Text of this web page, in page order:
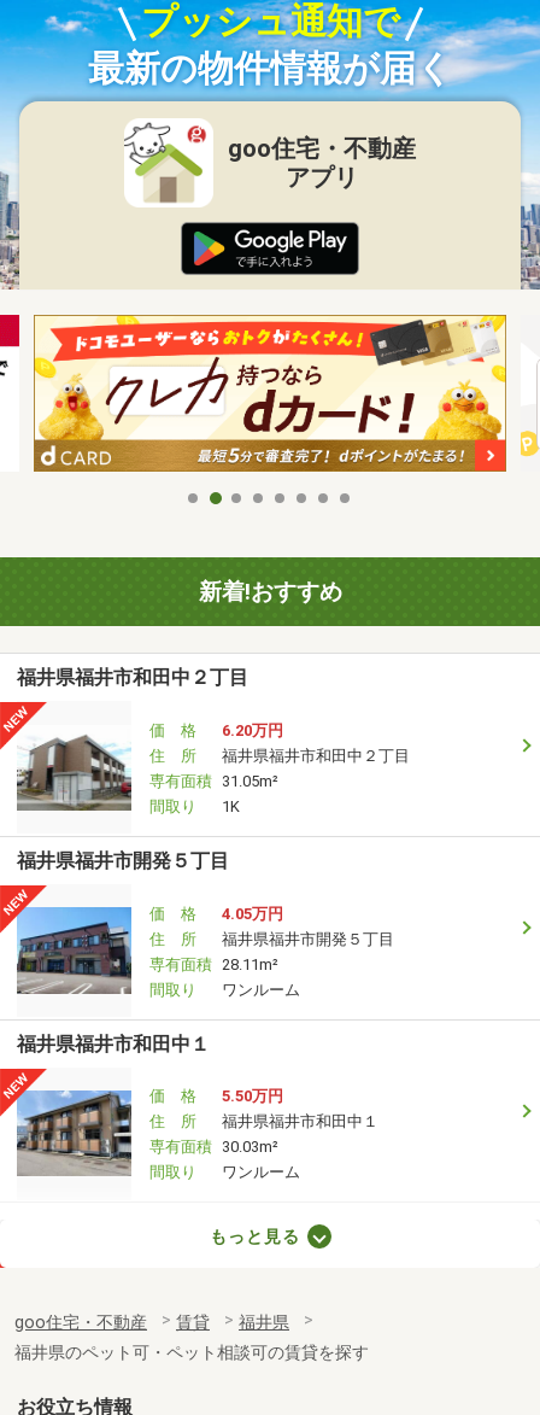
プッシュ通知で
最新の物件情報が届く
goo住宅・不動産
アプリ
新着!おすすめ
福井県福井市和田中２丁目
価 格
6.20万円
住 所
福井県福井市和田中２丁目
専有面積 31.05m²
間取り
1K
福井県福井市開発５丁目
価 格
4.05万円
住 所
福井県福井市開発５丁目
専有面積 28.11m²
間取り
ワンルーム
福井県福井市和田中１
価 格
5.50万円
住 所
福井県福井市和田中１
専有面積 30.03m²
間取り
ワンルーム
専有面積
41.81m²
間取り
1LDK
福井県福井市東森田４
もっと見る
goo住宅・不動産 賃貸
福井県
福井県のペット可・ペット相談可の賃貸を探す
お役立ち情報